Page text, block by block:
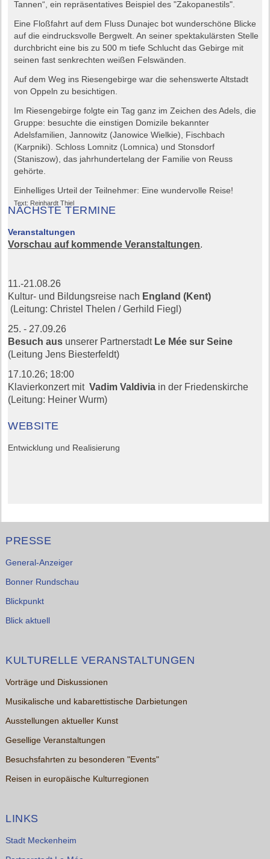
Tannen“, ein repräsentatives Beispiel des "Zakopanestils".
Eine Floßfahrt auf dem Fluss Dunajec bot wunderschöne Blicke
auf die eindrucksvolle Bergwelt. An seiner spektakulärsten Stelle
durchbricht eine bis zu 500 m tiefe Schlucht das Gebirge mit
seinen fast senkrechten weißen Felswänden.
Auf dem Weg ins Riesengebirge war die sehenswerte Altstadt
von Oppeln zu besichtigen.
Im Riesengebirge folgte ein Tag ganz im Zeichen des Adels, die
Gruppe: besuchte die einstigen Domizile bekannter
Adelsfamilien, Jannowitz (Janowice Wielkie), Fischbach
(Karpniki). Schloss Lomnitz (Lomnica) und Stonsdorf
(Staniszow), das jahrhundertelang der Familie von Reuss
gehörte.
Einhelliges Urteil der Teilnehmer: Eine wundervolle Reise!
Text: Reinhardt Thiel
NÄCHSTE TERMINE
Veranstaltungen
Vorschau auf kommende Veranstaltungen.
11.-21.08.26
Kultur- und Bildungsreise nach England (Kent)
(Leitung: Christel Thelen / Gerhild Fiegl)
25. - 27.09.26
Besuch aus unserer Partnerstadt Le Mée sur Seine
(Leitung Jens Biesterfeldt)
17.10.26; 18:00
Klavierkonzert mitVadim Valdivia in der Friedenskirche
(Leitung: Heiner Wurm)
WEBSITE
Entwicklung und Realisierung
PRESSE
General-Anzeiger
Bonner Rundschau
Blickpunkt
Blick aktuell
KULTURELLE VERANSTALTUNGEN
Vorträge und Diskussionen
Musikalische und kabarettistische Darbietungen
Ausstellungen aktueller Kunst
Gesellige Veranstaltungen
Besuchsfahrten zu besonderen "Events"
Reisen in europäische Kulturregionen
LINKS
Stadt Meckenheim